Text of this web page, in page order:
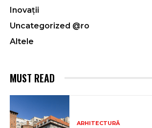
Inovații
Uncategorized @ro
Altele
MUST READ
ARHITECTURĂ